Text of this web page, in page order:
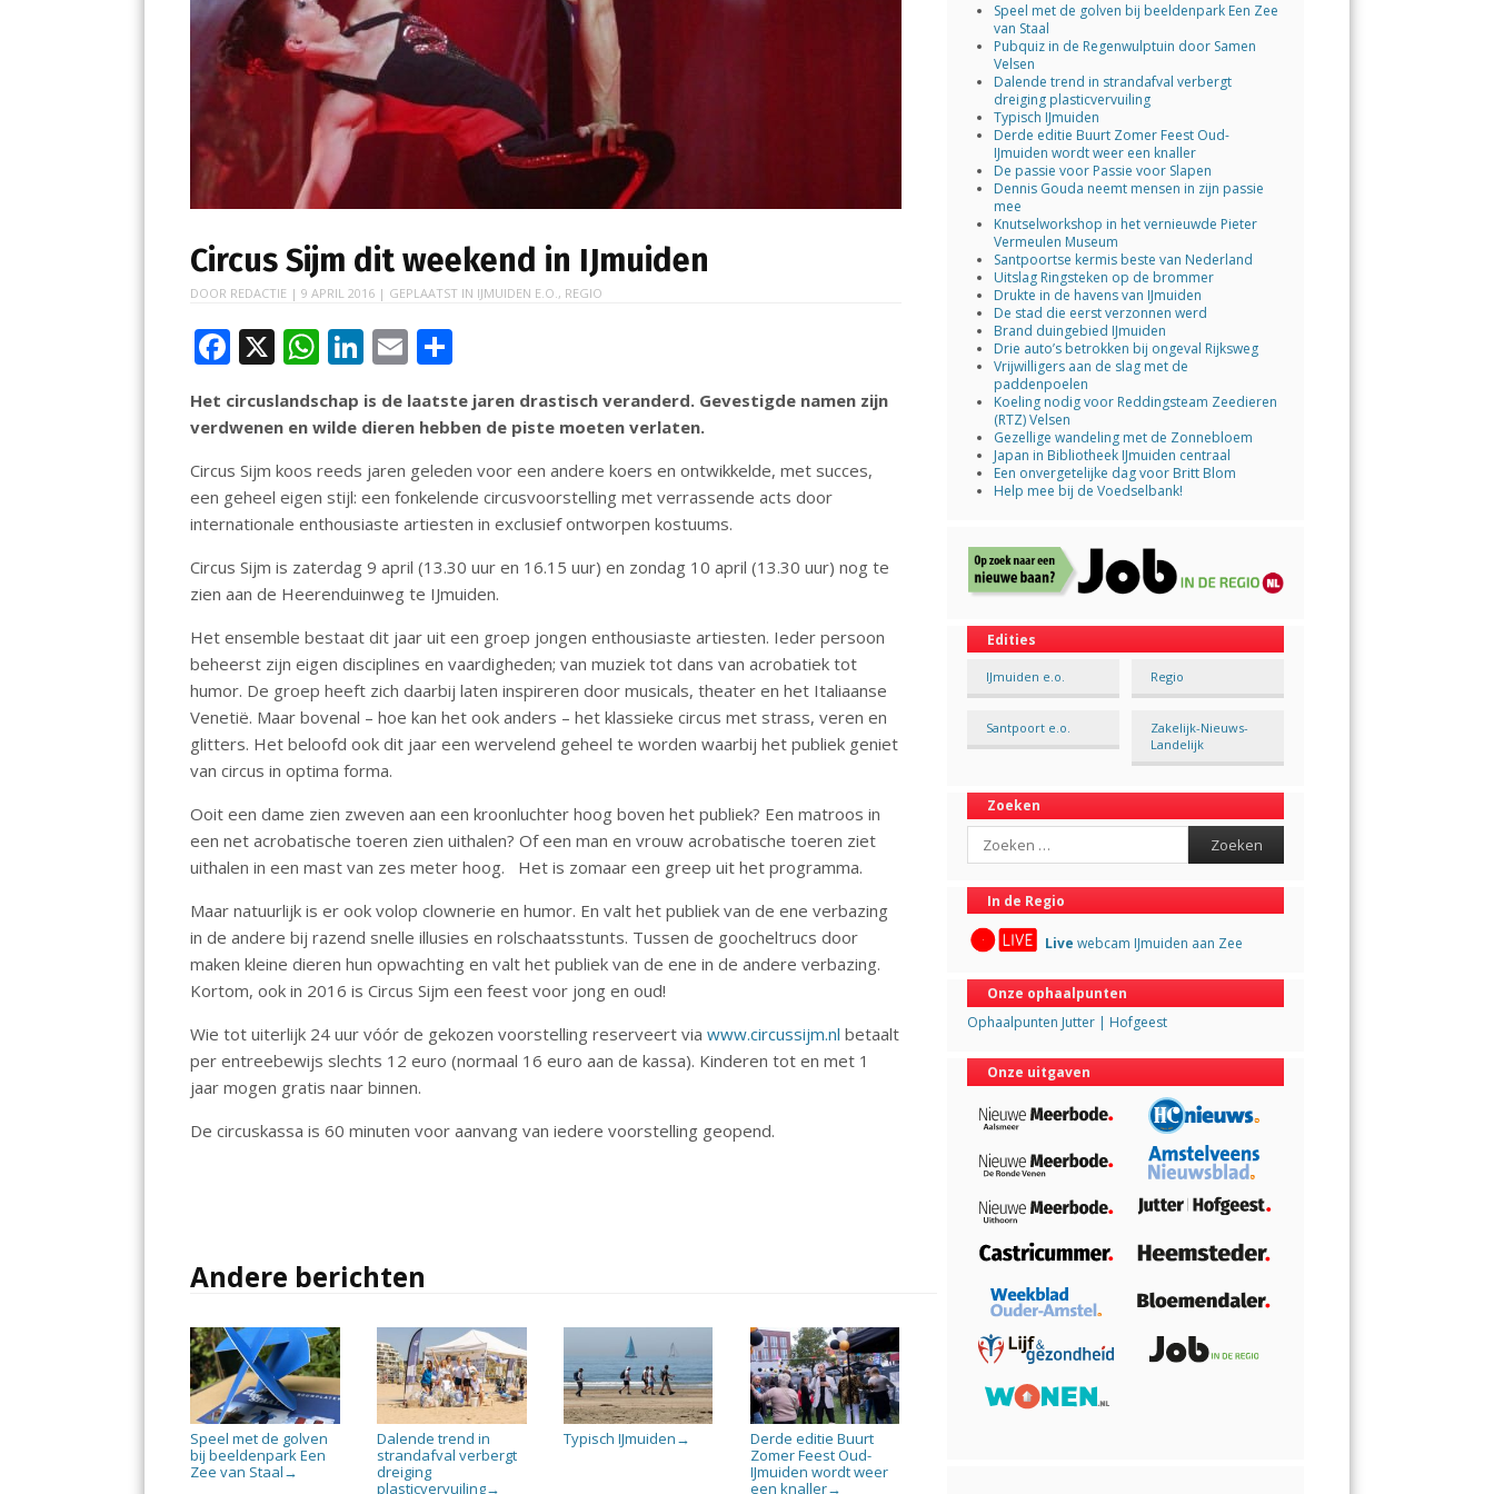
Circus Sijm dit weekend in IJmuiden
DOOR REDACTIE |9 APRIL 2016 | GEPLAATST IN IJMUIDEN E.O., REGIO
F
ac
e
o
o
k
X W
h
at
A
p
p
Li
n
k
dI
n
E
m
ai e
Het circuslandschap is de laatste jaren drastisch veranderd. Gevestigde namen zijn
verdwenen en wilde dieren hebben de piste moeten verlaten.
Circus Sijm koos reeds jaren geleden voor een andere koers en ontwikkelde, met succes,
een geheel eigen stijl: een fonkelende circusvoorstelling met verrassende acts door
internationale enthousiaste artiesten in exclusief ontworpen kostuums.
Circus Sijm is zaterdag 9 april (13.30 uur en 16.15 uur) en zondag 10 april (13.30 uur) nog te
zien aan de Heerenduinweg te IJmuiden.
Het ensemble bestaat dit jaar uit een groep jongen enthousiaste artiesten. Ieder persoon
beheerst zijn eigen disciplines en vaardigheden; van muziek tot dans van acrobatiek tot
humor. De groep heeft zich daarbij laten inspireren door musicals, theater en het Italiaanse
Venetië. Maar bovenal – hoe kan het ook anders – het klassieke circus met strass, veren en
glitters. Het beloofd ook dit jaar een wervelend geheel te worden waarbij het publiek geniet
van circus in optima forma.
Ooit een dame zien zweven aan een kroonluchter hoog boven het publiek? Een matroos in
een net acrobatische toeren zien uithalen? Of een man en vrouw acrobatische toeren ziet
uithalen in een mast van zes meter hoog. Het is zomaar een greep uit het programma.
Maar natuurlijk is er ook volop clownerie en humor. En valt het publiek van de ene verbazing
in de andere bij razend snelle illusies en rolschaatsstunts. Tussen de goocheltrucs door
maken kleine dieren hun opwachting en valt het publiek van de ene in de andere verbazing.
Kortom, ook in 2016 is Circus Sijm een feest voor jong en oud!
Wie tot uiterlijk 24 uur vóór de gekozen voorstelling reserveert viawww.circussijm.nl betaalt
per entreebewijs slechts 12 euro (normaal 16 euro aan de kassa). Kinderen tot en met 1
jaar mogen gratis naar binnen.
De circuskassa is 60 minuten voor aanvang van iedere voorstelling geopend.
Andere berichten
Speel met de golven
bij beeldenpark Een
Zee van Staal →
Dalende trend in
strandafval verbergt
dreiging
plasticvervuiling→
Typisch IJmuiden →
Derde editie Buurt
Zomer Feest Oud-
IJmuiden wordt weer
een knaller→
Speel met de golven bij beeldenpark Een Zee
van Staal
Pubquiz in de Regenwulptuin door Samen
Velsen
Dalende trend in strandafval verbergt
dreiging plasticvervuiling
Typisch IJmuiden
Derde editie Buurt Zomer Feest Oud-
IJmuiden wordt weer een knaller
De passie voor Passie voor Slapen
Dennis Gouda neemt mensen in zijn passie
mee
Knutselworkshop in het vernieuwde Pieter
Vermeulen Museum
Santpoortse kermis beste van Nederland
Uitslag Ringsteken op de brommer
Drukte in de havens van IJmuiden
De stad die eerst verzonnen werd
Brand duingebied IJmuiden
Drie auto’s betrokken bij ongeval Rijksweg
Vrijwilligers aan de slag met de
paddenpoelen
Koeling nodig voor Reddingsteam Zeedieren
(RTZ) Velsen
Gezellige wandeling met de Zonnebloem
Japan in Bibliotheek IJmuiden centraal
Een onvergetelijke dag voor Britt Blom
Help mee bij de Voedselbank!
Edities
IJmuiden e.o. Regio
Santpoort e.o.
Zakelijk-Nieuws-
Landelijk
Zoeken
Search
In de Regio
Live webcam IJmuiden aan Zee
Onze ophaalpunten
Ophaalpunten Jutter | Hofgeest
Onze uitgaven